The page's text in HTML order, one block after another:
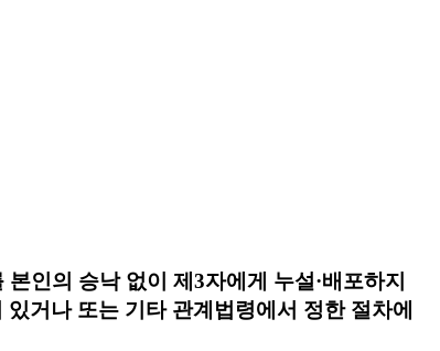
인의 승낙 없이 제3자에게 누설·배포하지
거나 또는 기타 관계법령에서 정한 절차에